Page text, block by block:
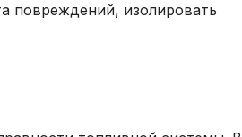
повреждений, изолировать